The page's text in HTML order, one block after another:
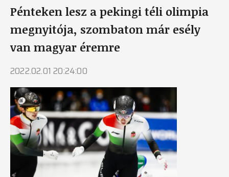
Pénteken lesz a pekingi téli olimpia
megnyitója, szombaton már esély
van magyar éremre
2022.02.01 20:24:00